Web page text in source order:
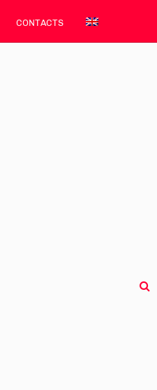
CONTACTS